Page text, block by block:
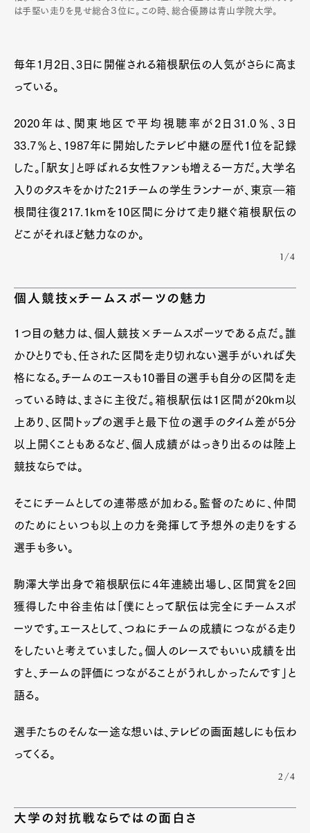
は手堅い走りを見せ総合３位に。この時、総合優勝は青山学院大学。
毎年1月2日、3日に開催される箱根駅伝の人気がさらに高ま
っている。
2020年は、関東地区で平均視聴率が2日31.0％、3日
33.7％と、1987年に開始したテレビ中継の歴代1位を記録
した。「駅女」と呼ばれる女性ファンも増える一方だ。大学名
入りのタスキをかけた21チームの学生ランナーが、東京―箱
根間往復217.1kmを10区間に分けて走り継ぐ箱根駅伝の
どこがそれほど魅力なのか。
1/4
個人競技×チームスポーツの魅力
1つ目の魅力は、個人競技×チームスポーツである点だ。誰
かひとりでも、任された区間を走り切れない選手がいれば失
格になる。チームのエースも10番目の選手も自分の区間を走
っている時は、まさに主役だ。箱根駅伝は1区間が20km以
上あり、区間トップの選手と最下位の選手のタイム差が5分
以上開くこともあるなど、個人成績がはっきり出るのは陸上
競技ならでは。
そこにチームとしての連帯感が加わる。監督のために、仲間
のためにといつも以上の力を発揮して予想外の走りをする
選手も多い。
駒澤大学出身で箱根駅伝に4年連続出場し、区間賞を2回
獲得した中谷圭佑は「僕にとって駅伝は完全にチームスポ
ーツです。エースとして、つねにチームの成績につながる走り
をしたいと考えていました。個人のレースでもいい成績を出
すと、チームの評価につながることがうれしかったんです」と
語る。
選手たちのそんな一途な想いは、テレビの画面越しにも伝わ
ってくる。
2/4
大学の対抗戦ならではの面白さ